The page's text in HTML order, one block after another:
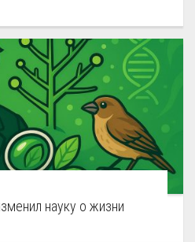
науку о жизни